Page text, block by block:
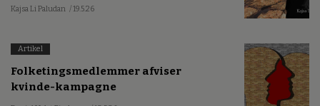
Kajsa Li Paludan / 19.5.26
Artikel
Folketingsmedlemmer afviser
kvinde-kampagne